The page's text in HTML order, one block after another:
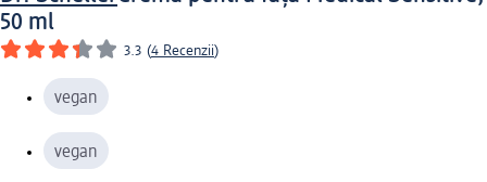
50 ml
3.3 (4 Recenzii)
vegan
vegan